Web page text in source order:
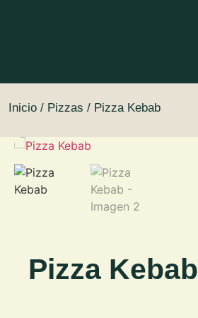
Inicio / Pizzas / Pizza Kebab
Pizza Kebab